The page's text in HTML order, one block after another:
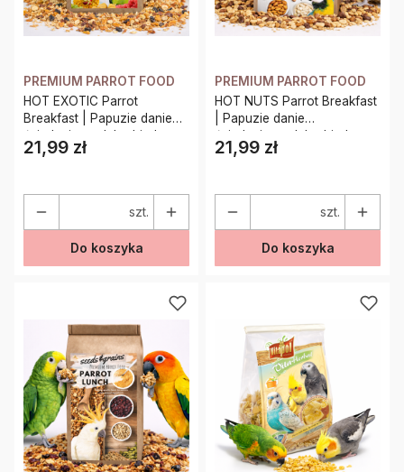
PREMIUM PARROT FOOD
HOT EXOTIC Parrot
Breakfast | Papuzie danie
śniadaniowe, lub obiadowe
| Pokarm dla papug na
Cena
21,99 zł
szt.
Do koszyka
PREMIUM PARROT FOOD
HOT NUTS Parrot Breakfast
| Papuzie danie
śniadaniowe, lub obiadowe
| Pokarm dla papug na
Cena
21,99 zł
szt.
Do koszyka